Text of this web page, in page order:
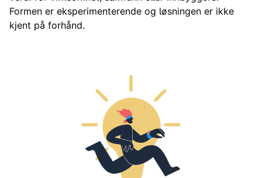
Formen er eksperimenterende og løsningen er ikke
kjent på forhånd.